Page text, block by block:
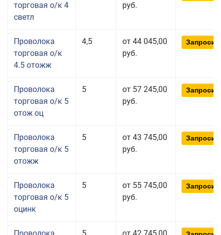
торговая о/к 4
светл
руб.
Проволока
торговая о/к
4.5 отожж
4,5
от 44 045,00
руб.
Проволока
торговая о/к 5
отож оц
5
от 57 245,00
руб.
Проволока
торговая о/к 5
отожж
5
от 43 745,00
руб.
Проволока
торговая о/к 5
оцинк
5
от 55 745,00
руб.